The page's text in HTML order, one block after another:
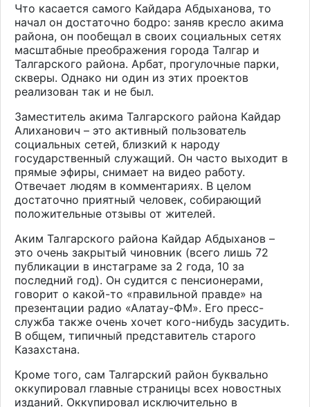
Что касается самого Кайдара Абдыханова, то
начал он достаточно бодро: заняв кресло акима
района, он пообещал в своих социальных сетях
масштабные преображения города Талгар и
Талгарского района. Арбат, прогулочные парки,
скверы. Однако ни один из этих проектов
реализован так и не был.
Заместитель акима Талгарского района Кайдар
Алиханович – это активный пользователь
социальных сетей, близкий к народу
государственный служащий. Он часто выходит в
прямые эфиры, снимает на видео работу.
Отвечает людям в комментариях. В целом
достаточно приятный человек, собирающий
положительные отзывы от жителей.
Аким Талгарского района Кайдар Абдыханов –
это очень закрытый чиновник (всего лишь 72
публикации в инстаграме за 2 года, 10 за
последний год). Он судится с пенсионерами,
говорит о какой-то «правильной правде» на
презентации радио «Алатау-ФМ». Его пресс-
служба также очень хочет кого-нибудь засудить.
В общем, типичный представитель старого
Казахстана.
Кроме того, сам Талгарский район буквально
оккупировал главные страницы всех новостных
изданий. Оккупировал исключительно в